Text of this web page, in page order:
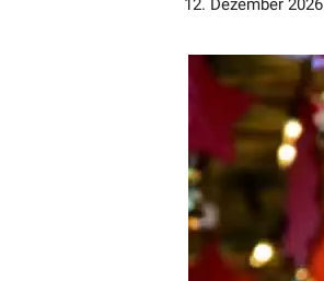
12. Dezember 2026